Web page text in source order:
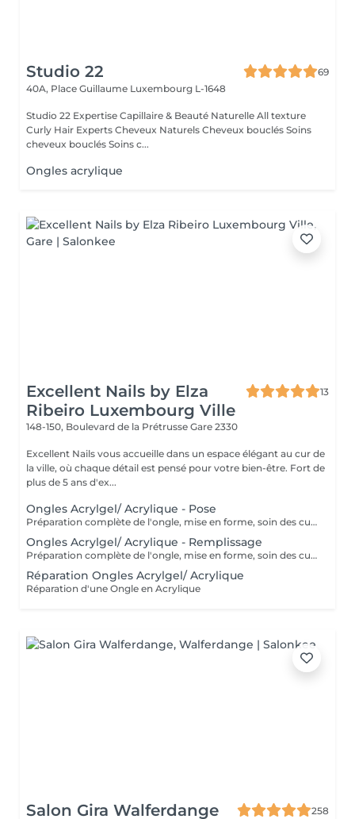
Studio 22
69
40A, Place Guillaume Luxembourg L-1648
Studio 22 Expertise Capillaire & Beauté Naturelle All texture
Curly Hair Experts Cheveux Naturels Cheveux bouclés Soins
cheveux bouclés Soins c...
Ongles acrylique
Excellent Nails by Elza
Ribeiro Luxembourg Ville
13
148-150, Boulevard de la Prétrusse Gare 2330
Excellent Nails vous accueille dans un espace élégant au cur de
la ville, où chaque détail est pensé pour votre bien-être. Fort de
plus de 5 ans d'ex...
Ongles Acrylgel/ Acrylique - Pose
Préparation complète de l'ongle, mise en forme, soin des cuticules et pose acrylique avec la couleur de votre choix.
Ongles Acrylgel/ Acrylique - Remplissage
Préparation complète de l'ongle, mise en forme, soin des cuticules et remplissage acrylique avec la couleur de votre choix.
Réparation Ongles Acrylgel/ Acrylique
Réparation d'une Ongle en Acrylique
Salon Gira Walferdange 258